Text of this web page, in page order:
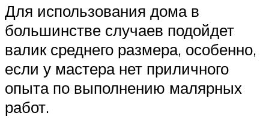
Для использования дома в
большинстве случаев подойдет
валик среднего размера, особенно,
если у мастера нет приличного
опыта по выполнению малярных
работ.